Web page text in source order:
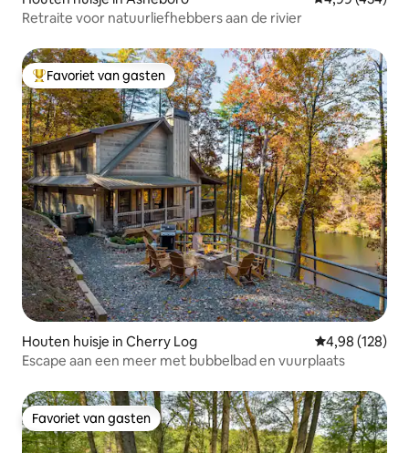
Retraite voor natuurliefhebbers aan de rivier
Topfavoriet van gasten
Favoriet van gasten
Houten huisje in Cherry Log Gemiddelde
4,98 (128)
Escape aan een meer met bubbelbad en vuurplaats
Favoriet van gasten
Favoriet van gasten